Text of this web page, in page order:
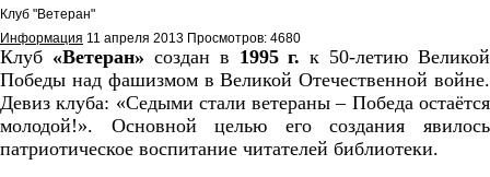
Клуб "Ветеран"
Информация 11 апреля 2013 Просмотров: 4680
Клуб «Ветеран» создан в 1995 г. к 50-летию Великой
Победы над фашизмом в Великой Отечественной войне.
Девиз клуба: «Седыми стали ветераны – Победа остаётся
молодой!». Основной целью его создания явилось
патриотическое воспитание читателей библиотеки.